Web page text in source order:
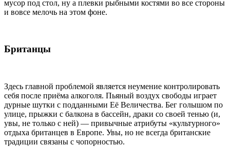
мусор под стол, ну а плевки рыбными костями во все стороны
и вовсе мелочь на этом фоне.
Британцы
Здесь главной проблемой является неумение контролировать
себя после приёма алкоголя. Пьяный воздух свободы играет
дурные шутки с подданными Её Величества. Бег голышом по
улице, прыжки с балкона в бассейн, драки со своей тенью (и,
увы, не только с ней) — привычные атрибуты «культурного»
отдыха британцев в Европе. Увы, но не всегда британские
традиции связаны с чопорностью.